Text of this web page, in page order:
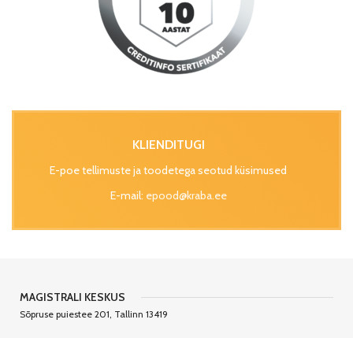
KLIENDITUGI
E-poe tellimuste ja toodetega seotud küsimused
E-mail: epood@kraba.ee
MAGISTRALI KESKUS
Sõpruse puiestee 201, Tallinn 13419